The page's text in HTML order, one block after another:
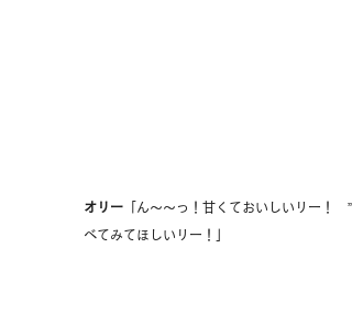
オリー 「ん〜〜っ！甘くておいしいリー！
べてみてほしいリー！」